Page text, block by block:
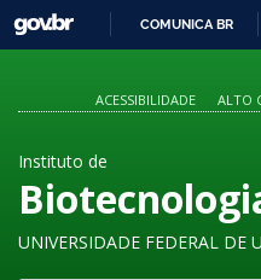
GOVBR
COMUNICA BR
ACESSIBILIDADE
ALTO
Instituto de
UNIVERSIDADE FEDERAL DE